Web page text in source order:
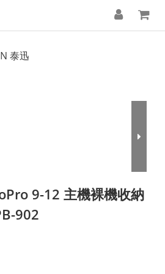
泰迅
9-12 主機裸機收納
902